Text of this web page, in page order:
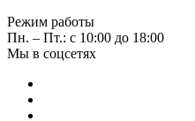
Режим работы
Пн. – Пт.: с 10:00 до 18:00
Мы в соцсетях